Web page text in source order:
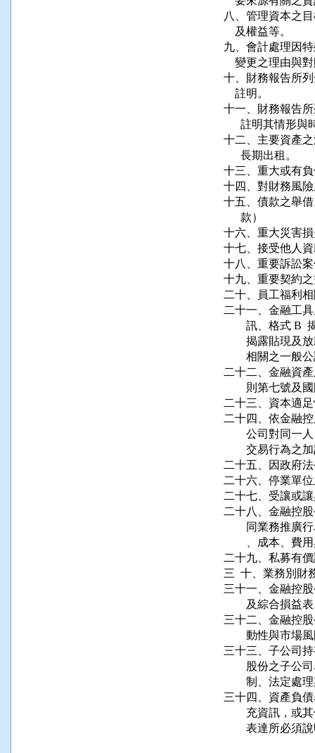
八、管理資本之
    及權益等。
九、會計處理因
變更之理由與
十、財務報告所
    註明。
十一、財務報告
註明其情形
十二、主要資產
      長期出租。
十三、重大或有
十四、對財務風
十五、債款之舉
      款）
十六、重大災害
十七、接受他人
十八、重要訴訟
十九、重要契約
二十、員工福利
二十一、金融工
訊、格式
揭露貼現
相關之一
二十二、金融資
則第七號
二十三、資本適
二十四、依金融
公司對同
交易行為
二十五、因政府
二十六、停業單
二十七、受讓或
二十八、金融控
同業務推
、成本、
二十九、私募有
三  十、業務別財
三十一、金融控
及綜合損
三十二、金融控
動性與市
三十三、子公司
股份之子
制、法定
三十四、資產負
充資訊，
表達所必須